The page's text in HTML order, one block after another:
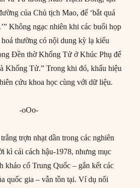
của Chủ tịch Mao, để ‘bắt quá
Không ngạc nhiên khi các buổi họp
thường có nội dung kỳ lạ kiểu
Đền thờ Khổng Tử ở Khúc Phụ để
Khổng Tử.” Trong khi đó, khẩu hiệu
cứu khoa học cùng với dữ liệu.
-oOo-
trợn nhạt dần trong các nghiên
kì cải cách hậu-1978, nhưng mục
khảo cổ Trung Quốc – gắn kết các
quốc gia – vẫn tồn tại. Ví dụ nổi